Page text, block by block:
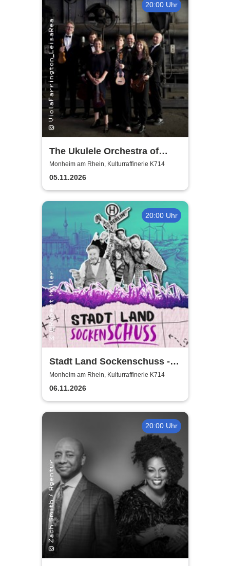
20:00 Uhr
The Ukulele Orchestra of
Great Britain
Monheim am Rhein, Kulturraffinerie K714
05.11.2026
20:00 Uhr
Stadt Land Sockenschuss -
Kabarett-Theater Distel
Monheim am Rhein, Kulturraffinerie K714
06.11.2026
20:00 Uhr